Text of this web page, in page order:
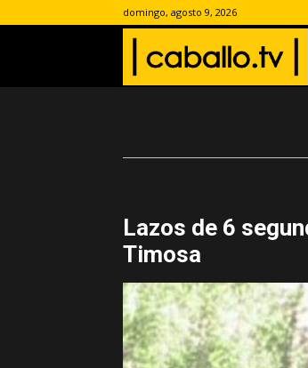
domingo, agosto 9, 2026
Lazos de 6
Timosa